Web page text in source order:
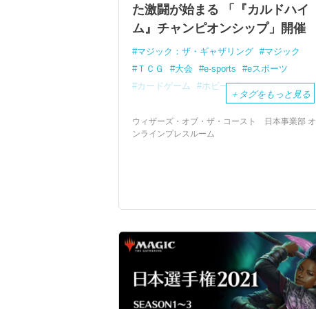
た激闘が始まる 「『カルドハイ
ム』チャンピオンシップ」開催
マジック：ザ・ギャザリング
マジック
ＴＣＧ
大会 e-sports
eスポーツ
カードゲーム
ホビー ＭＴＧ
＋ タグをもっと見る
ウィザーズ・オブ・ザ・コースト 日本事業部 オ
ンラインプレスルーム